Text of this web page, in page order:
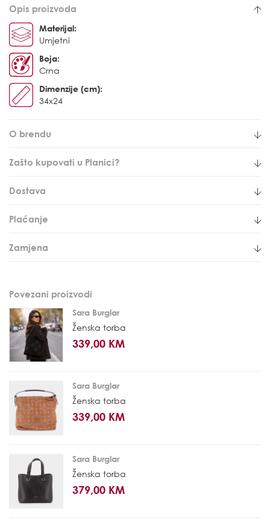
Opis proizvoda
Materijal:
Umjetni
Boja:
Crna
Dimenzije (cm):
34x24
O brendu
Zašto kupovati u Planici?
Dostava
Plaćanje
Zamjena
Povezani proizvodi
Sara Burglar
Ženska torba
339,00 KM
Sara Burglar
Ženska torba
339,00 KM
Sara Burglar
Ženska torba
379,00 KM